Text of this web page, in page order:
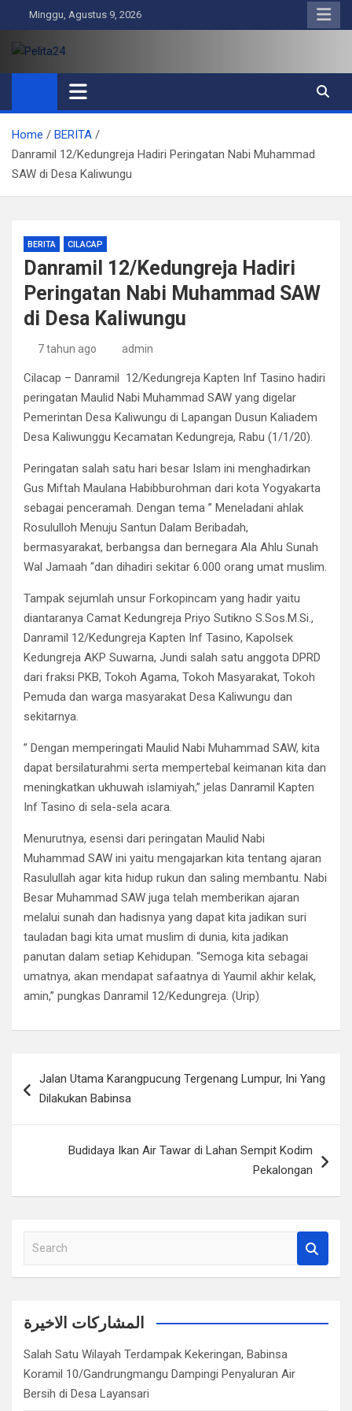
to
content
Minggu, Agustus 9, 2026
Pelita24
Aktual, Mendalam dan Terpercaya
Home
BERITA
Danramil 12/Kedungreja Hadiri Peringatan Nabi Muhammad
SAW di Desa Kaliwungu
BERITA CILACAP
Danramil 12/Kedungreja Hadiri
Peringatan Nabi Muhammad SAW
di Desa Kaliwungu
7 tahun ago admin
Cilacap – Danramil 12/Kedungreja Kapten Inf Tasino hadiri
peringatan Maulid Nabi Muhammad SAW yang digelar
Pemerintan Desa Kaliwungu di Lapangan Dusun Kaliadem
Desa Kaliwunggu Kecamatan Kedungreja, Rabu (1/1/20).
Peringatan salah satu hari besar Islam ini menghadirkan
Gus Miftah Maulana Habibburohman dari kota Yogyakarta
sebagai penceramah. Dengan tema ” Meneladani ahlak
Rosululloh Menuju Santun Dalam Beribadah,
bermasyarakat, berbangsa dan bernegara Ala Ahlu Sunah
Wal Jamaah “dan dihadiri sekitar 6.000 orang umat muslim.
Tampak sejumlah unsur Forkopincam yang hadir yaitu
diantaranya Camat Kedungreja Priyo Sutikno S.Sos.M.Si.,
Danramil 12/Kedungreja Kapten Inf Tasino, Kapolsek
Kedungreja AKP Suwarna, Jundi salah satu anggota DPRD
dari fraksi PKB, Tokoh Agama, Tokoh Masyarakat, Tokoh
Pemuda dan warga masyarakat Desa Kaliwungu dan
sekitarnya.
” Dengan memperingati Maulid Nabi Muhammad SAW, kita
dapat bersilaturahmi serta mempertebal keimanan kita dan
meningkatkan ukhuwah islamiyah,” jelas Danramil Kapten
Inf Tasino di sela-sela acara.
Menurutnya, esensi dari peringatan Maulid Nabi
Muhammad SAW ini yaitu mengajarkan kita tentang ajaran
Rasulullah agar kita hidup rukun dan saling membantu. Nabi
Besar Muhammad SAW juga telah memberikan ajaran
melalui sunah dan hadisnya yang dapat kita jadikan suri
tauladan bagi kita umat muslim di dunia, kita jadikan
panutan dalam setiap Kehidupan. “Semoga kita sebagai
umatnya, akan mendapat safaatnya di Yaumil akhir kelak,
amin,” pungkas Danramil 12/Kedungreja. (Urip)
posJalan Utama Karangpucung Tergenang Lumpur, Ini Yang
Dilakukan Babinsa
Budidaya Ikan Air Tawar di Lahan Sempit Kodim
Pekalongan
a
c
المشاركات الاخيرة
Salah Satu Wilayah Terdampak Kekeringan, Babinsa
Koramil 10/Gandrungmangu Dampingi Penyaluran Air
Bersih di Desa Layansari